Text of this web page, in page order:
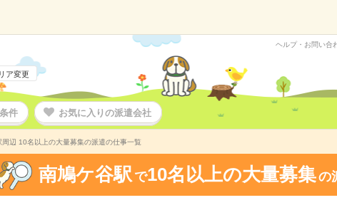
ア変更
ヘルプ・お問い合
件 お気に入りの派遣会社
周辺 10名以上の大量募集の派遣の仕事一覧
南鳩ケ谷駅 で10名以上の大量募集の